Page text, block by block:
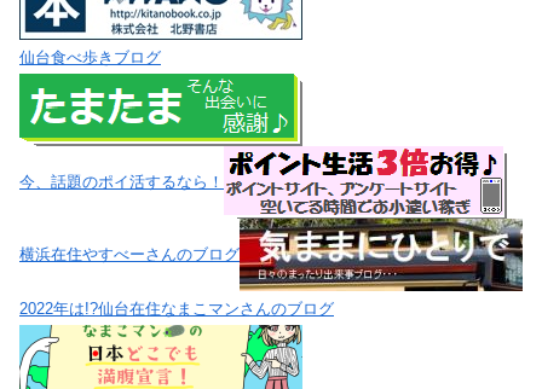
仙台食べ歩きブログ
今、話題のポイ活するなら！
横浜在住やすべーさんのブログ
2022年は!?仙台在住なまこマンさんのブログ